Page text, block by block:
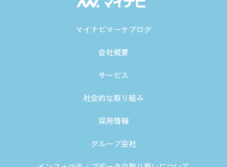
マイナビマーケブログ
会社概要
サービス
社会的な取り組み
採用情報
グループ会社